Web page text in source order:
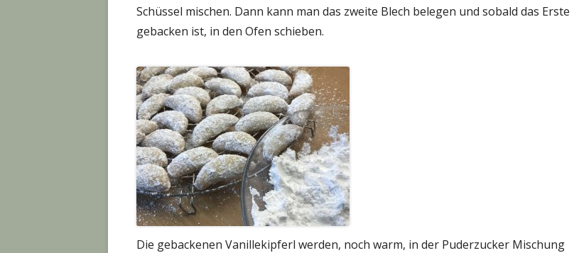
Schüssel mischen. Dann kann man das zweite Blech belegen und sobald das Erste
gebacken ist, in den Ofen schieben.
Die gebackenen Vanillekipferl werden, noch warm, in der Puderzucker Mischung